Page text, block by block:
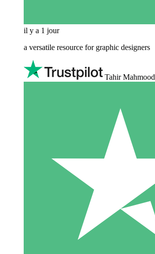
il y a 1 jour
a versatile resource for graphic designers
Tahir Mahmood